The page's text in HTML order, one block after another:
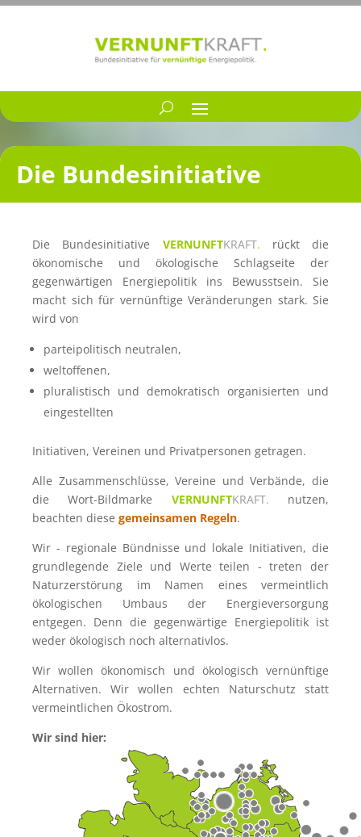
Die Bundesinitiative
Die Bundesinitiative VERNUNFTKRAFT. rückt die
ökonomische und ökologische Schlagseite der
gegenwärtigen Energiepolitik ins Bewusstsein. Sie
macht sich für vernünftige Veränderungen stark. Sie
wird von
parteipolitisch neutralen,
weltoffenen,
pluralistisch und demokratisch organisierten und
eingestellten
Initiativen, Vereinen und Privatpersonen getragen.
Alle Zusammenschlüsse, Vereine und Verbände, die
die Wort-Bildmarke VERNUNFTKRAFT. nutzen,
beachten diese gemeinsamen Regeln.
Wir - regionale Bündnisse und lokale Initiativen, die
grundlegende Ziele und Werte teilen - treten der
Naturzerstörung im Namen eines vermeintlich
ökologischen Umbaus der Energieversorgung
entgegen. Denn die gegenwärtige Energiepolitik ist
weder ökologisch noch alternativlos.
Wir wollen ökonomisch und ökologisch vernünftige
Alternativen. Wir wollen echten Naturschutz statt
vermeintlichen Ökostrom.
Wir sind hier: